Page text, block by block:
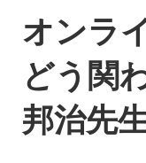
オンラ
どう関
邦治先